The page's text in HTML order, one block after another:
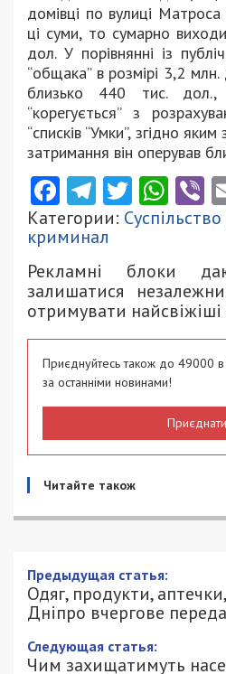
домівці по вулиці
ці суми, то сумарно
дол. У порівнянні із
“общака” в розмірі 3,2
близько 440 тис.
“корегується” з
“списків “Умки”, згідно
затримання він оперував
Facebook
Telegram
Twitter
Категории: Суспільство
криминал
Рекламні блоки
залишатися
отримувати
Приєднуйтесь також до 49000
за останніми новинами!
Читайте також
Предыдущая статья:
Одяг, продукти,
Дніпро вчергове
Следующая статья:
Чим захищатимуть